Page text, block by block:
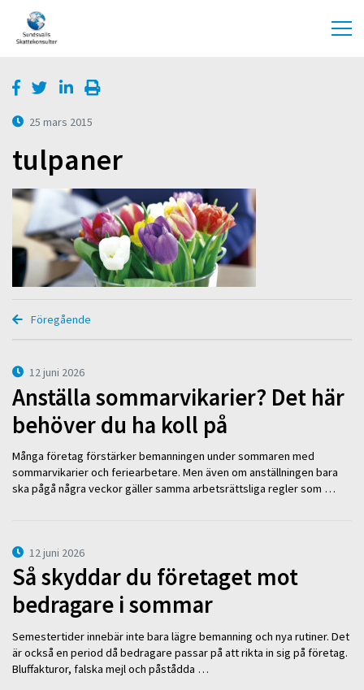
25 mars 2015
tulpaner
Föregående
12 juni 2026
Anställa sommarvikarier? Det här
behöver du ha koll på
Många företag förstärker bemanningen under sommaren med
sommarvikarier och feriearbetare. Men även om anställningen bara
ska pågå några veckor gäller samma arbetsrättsliga regler som …
12 juni 2026
Så skyddar du företaget mot
bedragare i sommar
Semestertider innebär inte bara lägre bemanning och nya rutiner. Det
är också en period då bedragare passar på att rikta in sig på företag.
Bluffakturor, falska mejl och påstådda …